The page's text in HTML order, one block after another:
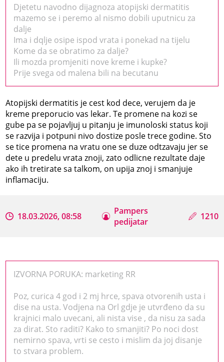
Djetetu navodno dijagnoza atopijski dermatitis
mazemo se i peremo al nismo dobili uputnicu za
dalje
Ima i dqlje osipe ispod vrata i ponekad na tijelu
Kome da se obratimo za dalje?
Ili mozda promjeniti nove kreme i kupke?
Prije svega od malena bili na becutanu
Atopijski dermatitis je cest kod dece, verujem da je
kreme preporucio vas lekar. Te promene na kozi se
gube pa se pojavljuj u pitanju je imunoloski status koji
se razvija i potpuni nivo dostize posle trece godine. Sto
se tice promena na vratu one se duze odtzavaju jer se
dete u predelu vrata znoji, zato odlicne rezultate daje
ako ih tretirate sa talkom, on upija znoj i smanjuje
inflamaciju.
18.03.2026, 08:58
Pampers
pedijatar
1210
IZVORNA PORUKA: marketing RR
Poz, curica 4 god i 2 mj hrce, spava otvorenih usta i
dise na usta. Vodjena na Orl gdje je utvrđeno da su
krajnici malo uvecani, ali nista vise , da nisu za sada
za dirat. Sto raditi? Kako to smanjiti? Po noci dost
nemirno spava, vrti se cesto i mislim da joj disanje
to stvara problem.